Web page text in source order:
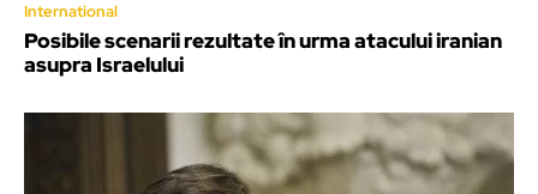
International
Posibile scenarii rezultate în urma atacului iranian
asupra Israelului